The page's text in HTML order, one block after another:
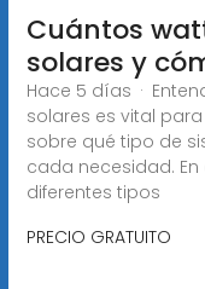
Cuántos
solares y
Hace 5 días ·
solares es vital
sobre qué tipo de
cada necesidad.
diferentes tipos
PRECIO GRATUITO